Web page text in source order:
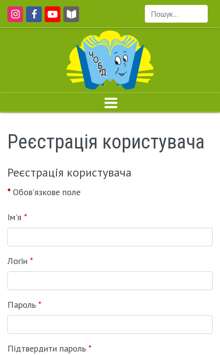
Пошук...
Реєстрація користувача
Реєстрація користувача
*Обов'язкове поле
Ім'я *
Логін *
Пароль *
Підтвердити пароль *